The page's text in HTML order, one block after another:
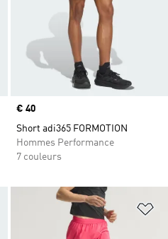
Prix
€ 40
Short adi365 FORMOTION
Hommes Performance
7 couleurs
Ajouter à la Liste de produits